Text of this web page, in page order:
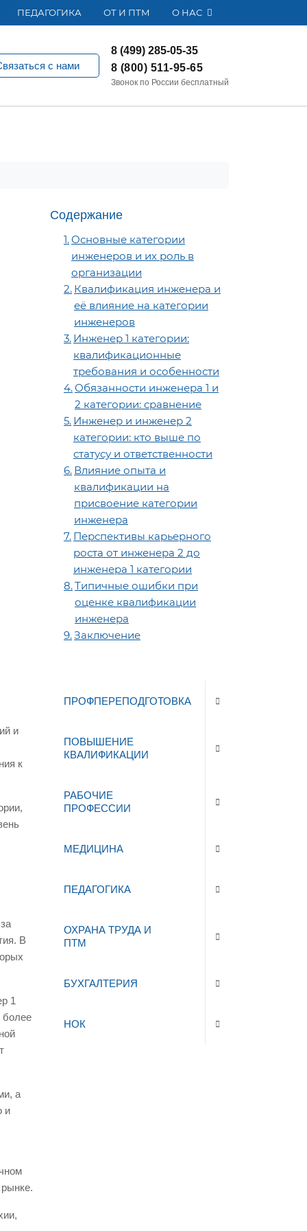
ПЕДАГОГИКА ОТ И ПТМ О НАС
с нами
8 (499) 285-05-35
8 (800) 511-95-65
Звонок по России бесплатный
и
к
В
1
более
а
и
Содержание
Основные категории
инженеров и их роль в
организации
Квалификация инженера и
её влияние на категории
инженеров
Инженер 1 категории:
квалификационные
требования и особенности
Обязанности инженера 1 и
2 категории: сравнение
Инженер и инженер 2
категории: кто выше по
статусу и ответственности
Влияние опыта и
квалификации на
присвоение категории
инженера
Перспективы карьерного
роста от инженера 2 до
инженера 1 категории
Типичные ошибки при
оценке квалификации
инженера
Заключение
ПРОФПЕРЕПОДГОТОВКА
ПОВЫШЕНИЕ
КВАЛИФИКАЦИИ
РАБОЧИЕ
ПРОФЕССИИ
МЕДИЦИНА
ПЕДАГОГИКА
ОХРАНА ТРУДА И
ПТМ
БУХГАЛТЕРИЯ
НОК